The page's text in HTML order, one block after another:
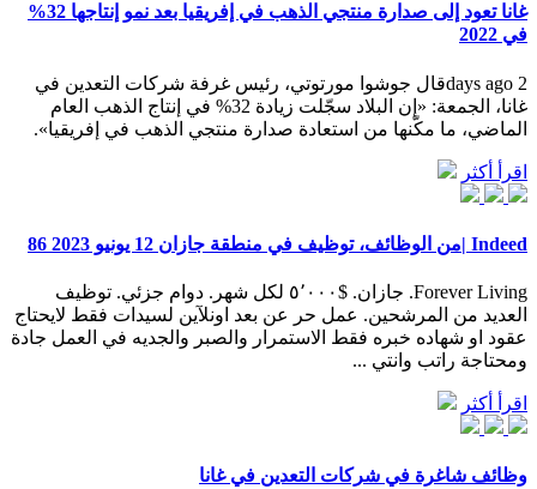
غانا تعود إلى صدارة منتجي الذهب في إفريقيا بعد نمو إنتاجها 32%
في 2022
2 days agoقال جوشوا مورتوتي، رئيس غرفة شركات التعدين في
غانا، الجمعة: «إن البلاد سجّلت زيادة 32% في إنتاج الذهب العام
الماضي، ما مكّنها من استعادة صدارة منتجي الذهب في إفريقيا».
اقرأ أكثر
‪86 من الوظائف، توظيف في منطقة جازان 12 يونيو 2023| Indeed‫
Forever Living. جازان. $٥٬٠٠٠ لكل شهر. دوام جزئي. توظيف
العديد من المرشحين. عمل حر عن بعد اونلآين لسيدات فقط لايحتاج
عقود او شهاده خبره فقط الاستمرار والصبر والجديه في العمل جادة
ومحتاجة راتب وانتي ...
اقرأ أكثر
وظائف شاغرة في شركات التعدين في غانا